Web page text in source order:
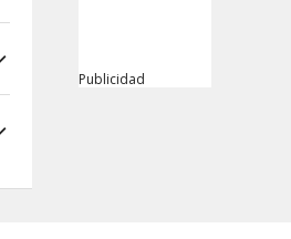
Publicidad